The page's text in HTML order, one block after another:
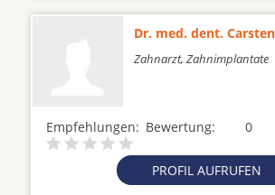
Dr. med. dent.
Zahnarzt, Zahnimplantate
Empfehlungen: 0
Bewertung:
PROFIL AUFRUFEN